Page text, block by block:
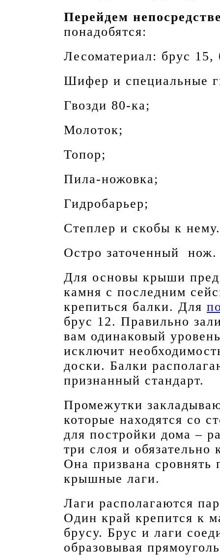
Перейдем
понадобятся:
Лесоматериал: брус 15,
Шифер и специальные
Гвозди 80-ка;
Молоток;
Топор;
Пила-ножовка;
Гидробарьер;
Степлер и скобы к нему.
Остро заточенный нож.
Для основы крыши
камня с последним
крепиться балки. Для
брус 12. Правильно
вам одинаковый
исключит
доски. Балки
признанный стандарт.
Промежутки
которые находятся со
для постройки дома –
три слоя и обязательно
Она призвана сровнять
крышные лаги.
Лаги располагаются
Один край крепится к
брусу. Брус и лаги
образовывая